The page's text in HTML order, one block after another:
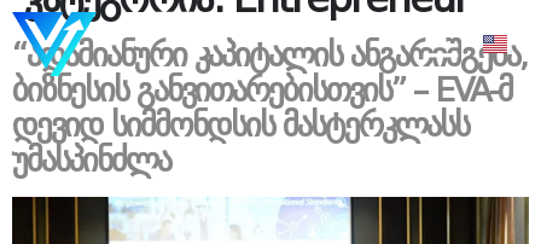
“ადამიანური კაპიტალის ანგარიშგება,
ბიზნესის განვითარებისთვის” – EVA-მ
დევიდ სიმმონდსის მასტერკლასს
უმასპინძლა